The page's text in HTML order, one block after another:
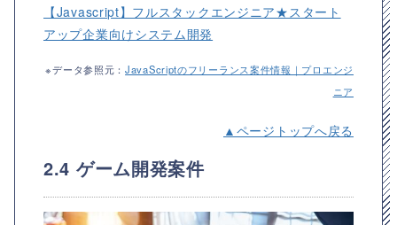
【Javascript】フルスタックエンジニア★スタート
アップ企業向けシステム開発
※データ参照元：JavaScriptのフリーランス案件情報｜プロエンジ
ニア
▲ページトップへ戻る
2.4 ゲーム開発案件